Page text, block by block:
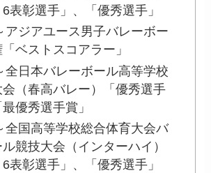
6表彰選手」、「優秀選手」
アジアユース男子バレーボー
ベストスコアラー」
全日本バレーボール高等学校
（春高バレー）「優秀選手
優秀選手賞」
全国高等学校総合体育大会バ
競技大会（インターハイ）
6表彰選手」、「優秀選手」